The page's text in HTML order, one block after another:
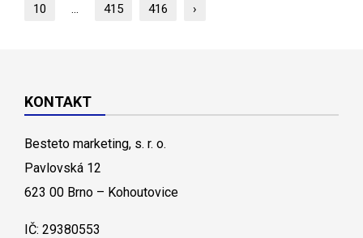
10
... 415 416 ›
KONTAKT
Besteto marketing, s. r. o.
Pavlovská 12
623 00 Brno – Kohoutovice
IČ: 29380553